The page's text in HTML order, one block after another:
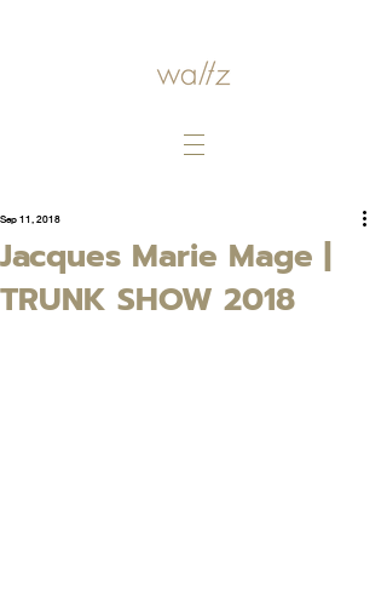
Jacques Marie Mage |
TRUNK SHOW 2018
Sep 11, 2018